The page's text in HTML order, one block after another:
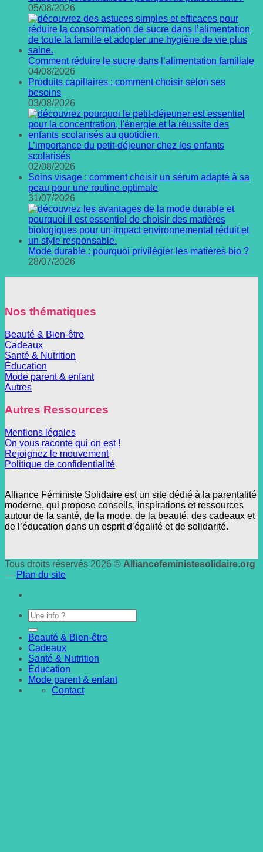
05/08/2026
Comment réduire le sucre dans l’alimentation familiale
04/08/2026
Produits capillaires : comment choisir selon ses
besoins
03/08/2026
L’importance du petit-déjeuner chez les enfants
scolarisés
02/08/2026
Soins visage : comment choisir un sérum adapté à sa
peau pour une routine optimale
31/07/2026
Mode durable : pourquoi privilégier les matières bio ?
28/07/2026
Nos thématiques
Beauté & Bien-être
Cadeaux
Santé & Nutrition
Éducation
Mode parent & enfant
Autres
Autres Ressources
Mentions légales
On vous raconte qui on est !
Rejoignez le mouvement
Politique de confidentialité
Alliance Féministe Solidaire est un site dédié à la parentalité
moderne, qui propose conseils, inspirations et ressources
autour de la santé, de la mode, de la beauté, des cadeaux et
de l’éducation dans un esprit d’égalité et de solidarité.
Tous droits réservés 2026 © Alliancefeministesolidaire.org
— Plan du site
Beauté & Bien-être
Cadeaux
Santé & Nutrition
Éducation
Mode parent & enfant
Contact